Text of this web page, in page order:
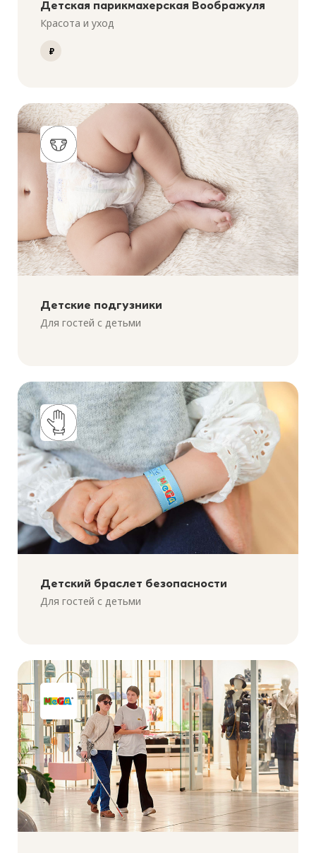
Детская парикмахерская Воображуля
Красота и уход
₽
Детские подгузники
Для гостей с детьми
Детский браслет безопасности
Для гостей с детьми